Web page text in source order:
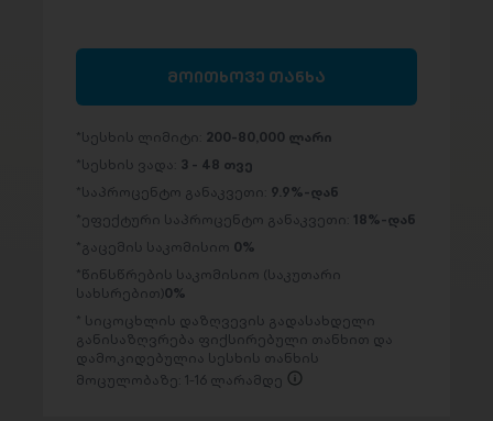
მოითხოვე თანხა
სესხის ლიმიტი: 200-80,000 ლარი
სესხის ვადა: 3 - 48 თვე
საპროცენტო განაკვეთი: 9.9%-დან
ეფექტური საპროცენტო განაკვეთი: 18%-დან
გაცემის საკომისიო 0%
წინსწრების საკომისიო (საკუთარი
სახსრებით)0%
სიცოცხლის დაზღვევის გადასახდელი
განისაზღვრება ფიქსირებული თანხით და
დამოკიდებულია სესხის თანხის
მოცულობაზე: 1-16 ლარამდე